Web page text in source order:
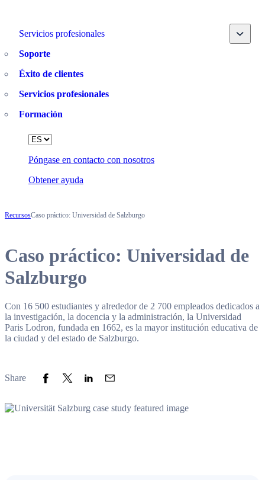
Servicios profesionales Toggle
Soporte
Éxito de clientes
Servicios profesionales
Formación
Póngase en contacto con nosotros
Obtener ayuda
Language
RecursosCaso práctico: Universidad de Salzburgo
Caso práctico: Universidad de
Salzburgo
Con 16 500 estudiantes y alrededor de 2 700 empleados dedicados a
la investigación, la docencia y la administración, la Universidad
Paris Lodron, fundada en 1662, es la mayor institución educativa de
la ciudad y del estado de Salzburgo.
Share Share to Facebook
Share to Twitter
Share to LinkedIn
Share to Email